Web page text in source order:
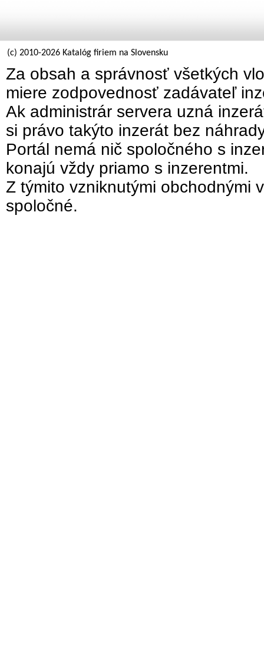
(c) 2010-2026 Katalóg firiem na Slovensku
Za obsah a správnosť všetkých
miere zodpovednosť zadávateľ
Ak administrár servera uzná
si právo takýto inzerát bez
Portál nemá nič spoločného s
konajú vždy priamo s inzerentmi.
Z týmito vzniknutými obchodnými
spoločné.